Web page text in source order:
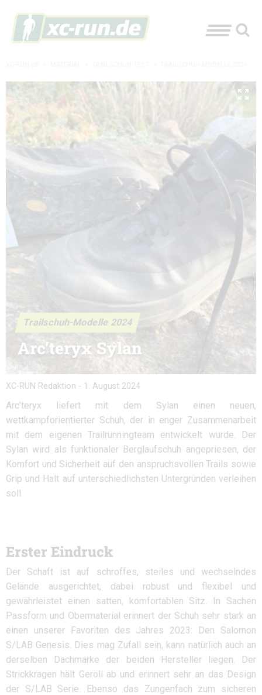
Trailschuh-Modelle 2024
Arc’teryx Sylan
XC-RUN Redaktion - 1. August 2024
Arc’teryx liefert mit dem Sylan einen neuen,
wettkampforientierter Schuh, der in enger Zusammenarbeit
mit dem eigenen Trailrunningteam entwickelt wurde. Der
Sylan wird als funktionaler Berglaufschuh angepriesen, der
Komfort und Sicherheit auf den anspruchsvollen Trails sowie
Grip und Halt auf unterschiedlichsten Untergründen verleihen
soll.
Erster Eindruck
Der Schaft ist auf schroffes, steiles und wechselndes
Gelände ausgerichtet, dabei robust und flexibel und
gewährleistet einen satten, komfortablen Sitz. In Sachen
Passform und Obermaterial erinnert der Schuh sehr stark an
einen unserer Favoriten des Jahres 2023: Den Salomon
S/LAB Genesis. Dies mag Zufall sein, kann natürlich auch an
derselben Dachmarke der beiden Hersteller liegen. Der
Strickkragen hält Geröll ab und erinnert sehr an das Design
der S/LAB Serie. Ebenso das Zungenfach zum sicheren